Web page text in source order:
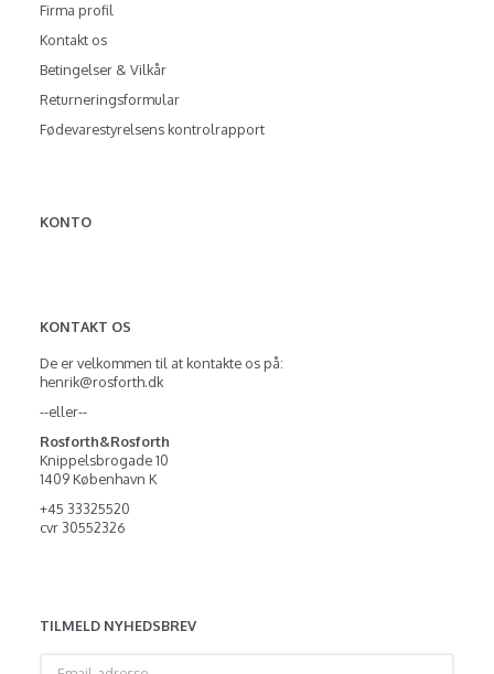
Firma profil
Kontakt os
Betingelser & Vilkår
Returneringsformular
Fødevarestyrelsens kontrolrapport
KONTO
KONTAKT OS
De er velkommen til at kontakte os på:
henrik@rosforth.dk
--eller--
Rosforth&Rosforth
Knippelsbrogade 10
1409 København K
+45 33325520
cvr 30552326
TILMELD NYHEDSBREV